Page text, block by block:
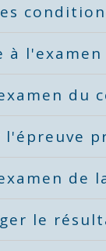
à
du
l'épreuve
de
le